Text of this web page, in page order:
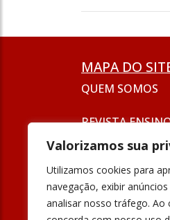
Valorizamos sua
Utilizamos cookies para
navegação, exibir
analisar nosso tráfego. Ao
MAPA DO
QUEM SOMOS
REVISTA
SEJA UM ANUNCIANTE
FORMAÇÃO
INOVAÇÃO